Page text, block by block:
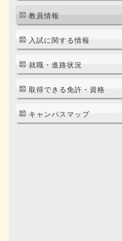
教員情報
入試に関する情報
就職・進路状況
取得できる免許・資格
キャンパスマップ